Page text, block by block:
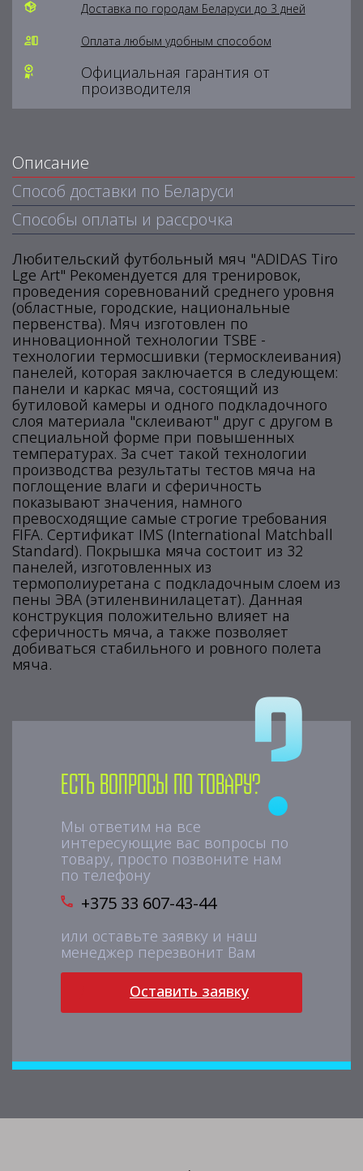
Доставка по городам Беларуси до 3 дней
Оплата любым удобным способом
Официальная гарантия от
производителя
Описание
Способ доставки по Беларуси
Способы оплаты и рассрочка
Любительский футбольный мяч "ADIDAS Tiro
Lge Art" Рекомендуется для тренировок,
проведения соревнований среднего уровня
(областные, городские, национальные
первенства). Мяч изготовлен по
инновационной технологии TSBE -
технологии термосшивки (термосклеивания)
панелей, которая заключается в следующем:
панели и каркас мяча, состоящий из
бутиловой камеры и одного подкладочного
слоя материала "склеивают" друг с другом в
специальной форме при повышенных
температурах. За счет такой технологии
производства результаты тестов мяча на
поглощение влаги и сферичность
показывают значения, намного
превосходящие самые строгие требования
FIFA. Сертификат IMS (International Matchball
Standard). Покрышка мяча состоит из 32
панелей, изготовленных из
термополиуретана с подкладочным слоем из
пены ЭВА (этиленвинилацетат). Данная
конструкция положительно влияет на
сферичность мяча, а также позволяет
добиваться стабильного и ровного полета
мяча.
Есть вопросы по товару?
Мы ответим на все
интересующие вас вопросы по
товару, просто позвоните нам
по телефону
+375 33 607-43-44
или оставьте заявку и наш
менеджер перезвонит Вам
Оставить заявку